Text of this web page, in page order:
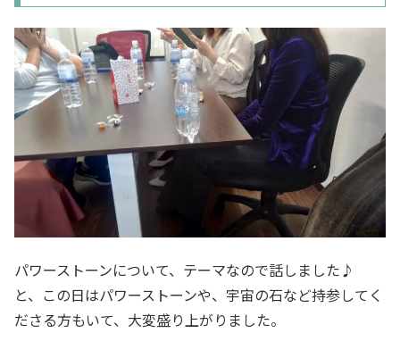
パワーストーンについて、テーマなので話しました♪
と、この日はパワーストーンや、宇宙の石など持参してく
ださる方もいて、大変盛り上がりました。